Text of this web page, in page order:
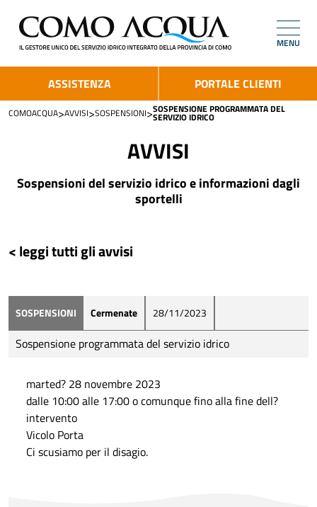
MENU
ASSISTENZA PORTALE CLIENTI
COMOACQUA>AVVISI>SOSPENSIONI>SOSPENSIONE PROGRAMMATA DEL
SERVIZIO IDRICO
AVVISI
Sospensioni del servizio idrico e informazioni dagli
sportelli
< leggi tutti gli avvisi
SOSPENSIONI Cermenate 28/11/2023
Sospensione programmata del servizio idrico
marted? 28 novembre 2023
dalle 10:00 alle 17:00 o comunque fino alla fine dell?
intervento
Vicolo Porta
Ci scusiamo per il disagio.